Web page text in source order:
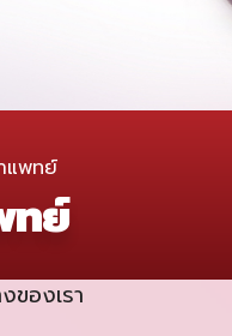
แพทย์
ทย์
ของเรา